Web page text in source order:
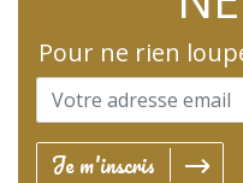
Pour ne rien
Je m'inscris